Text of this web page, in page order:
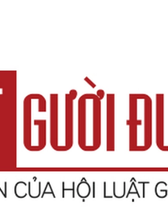
Tiếng nói công dân
An ninh - Hình sự
INFOCUS